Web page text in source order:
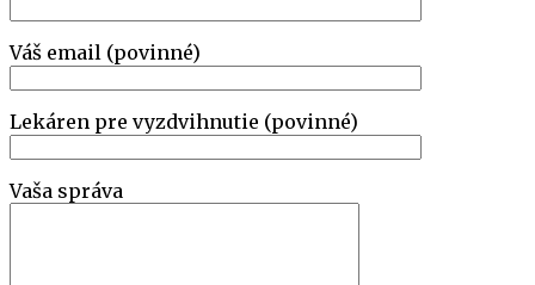
Váš email (povinné)
Lekáren pre vyzdvihnutie (povinné)
Vaša správa